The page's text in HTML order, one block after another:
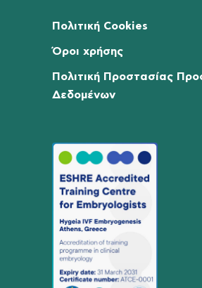
Πολιτική Cookies
Όροι χρήσης
Πολιτική Προστασίας
Δεδομένων